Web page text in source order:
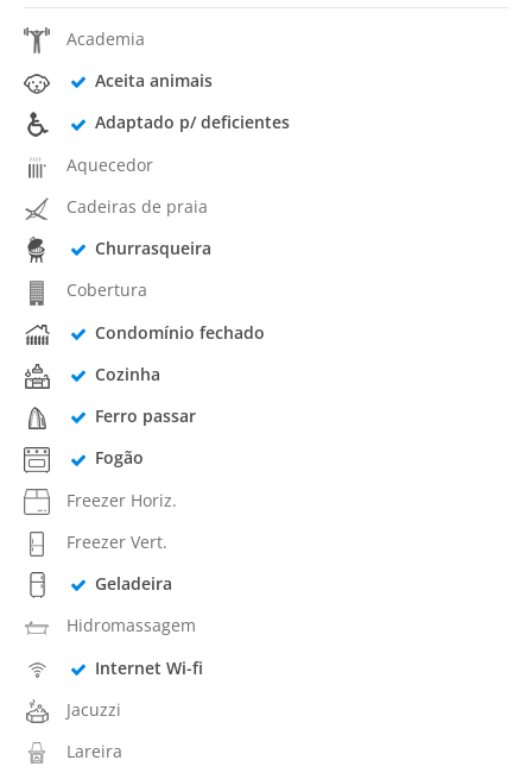
Academia
Aceita animais
Adaptado p/ deficientes
Aquecedor
Cadeiras de praia
Churrasqueira
Cobertura
Condomínio fechado
Cozinha
Ferro passar
Fogão
Freezer Horiz.
Freezer Vert.
Geladeira
Hidromassagem
Internet Wi-fi
Jacuzzi
Lareira